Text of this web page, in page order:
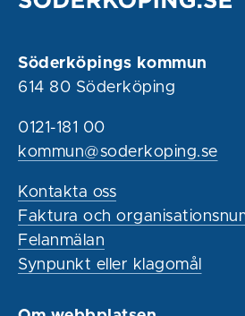
Söderköpings kommun
614 80 Söderköping
0121-181 00
kommun@soderkoping.se
Kontakta oss
Faktura och
Felanmälan
Synpunkt eller klagomål